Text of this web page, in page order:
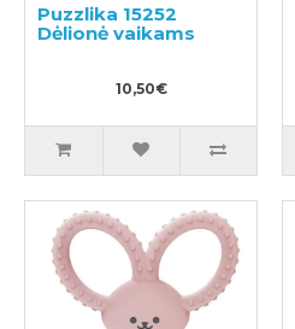
Puzzlika 15252
Dėlionė vaikams
10,50€